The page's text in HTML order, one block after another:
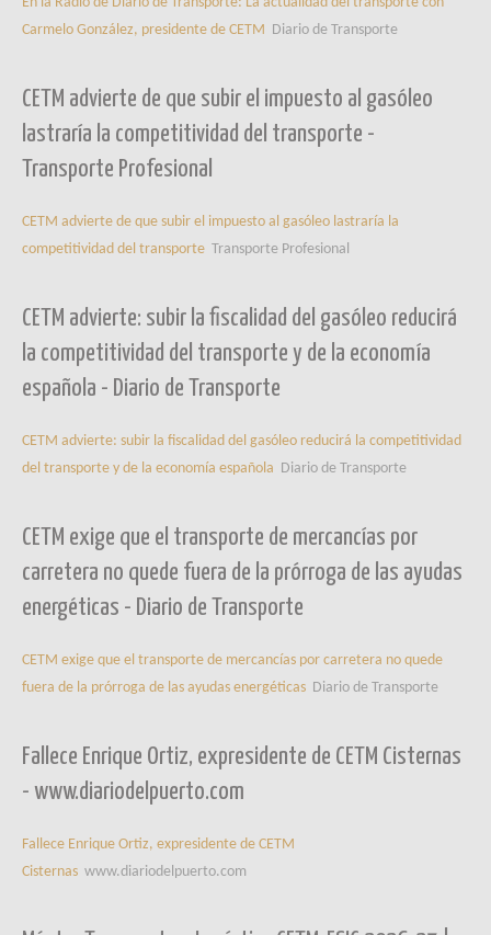
Carmelo González, presidente de CETM Diario de Transporte
CETM advierte de que subir el impuesto al gasóleo
lastraría la competitividad del transporte -
Transporte Profesional
CETM advierte de que subir el impuesto al gasóleo lastraría la
competitividad del transporte Transporte Profesional
CETM advierte: subir la fiscalidad del gasóleo reducirá
la competitividad del transporte y de la economía
española - Diario de Transporte
CETM advierte: subir la fiscalidad del gasóleo reducirá la competitividad
del transporte y de la economía española Diario de Transporte
CETM exige que el transporte de mercancías por
carretera no quede fuera de la prórroga de las ayudas
energéticas - Diario de Transporte
CETM exige que el transporte de mercancías por carretera no quede
fuera de la prórroga de las ayudas energéticas Diario de Transporte
Fallece Enrique Ortiz, expresidente de CETM Cisternas
- www.diariodelpuerto.com
Fallece Enrique Ortiz, expresidente de CETM
Cisternas www.diariodelpuerto.com